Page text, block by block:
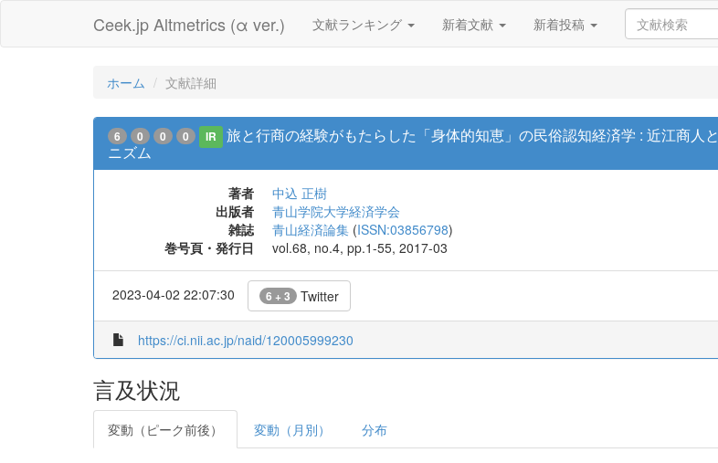
Ceek.jp Altmetrics (α ver.) 文献ランキング 新着文献 新着投稿
ホーム 文献詳細
6 0 0 0 IR
旅と行商の経験がもたらした「身体的知恵」の民俗認知経済学 : 近江商
ニズム
著者
中込 正樹
出版者
青山学院大学経済学会
雑誌
青山経済論集 (ISSN:03856798)
巻号頁・発行日
vol.68, no.4, pp.1-55, 2017-03
2023-04-02 22:07:30 6 + 3 Twitter
https://ci.nii.ac.jp/naid/120005999230
言及状況
変動（ピーク前後） 変動（月別） 分布